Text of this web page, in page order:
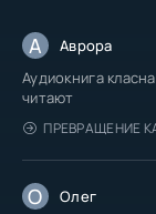
А Аврора
Аудиокнига
читают
ПРЕВРАЩЕНИЕ
О Олег